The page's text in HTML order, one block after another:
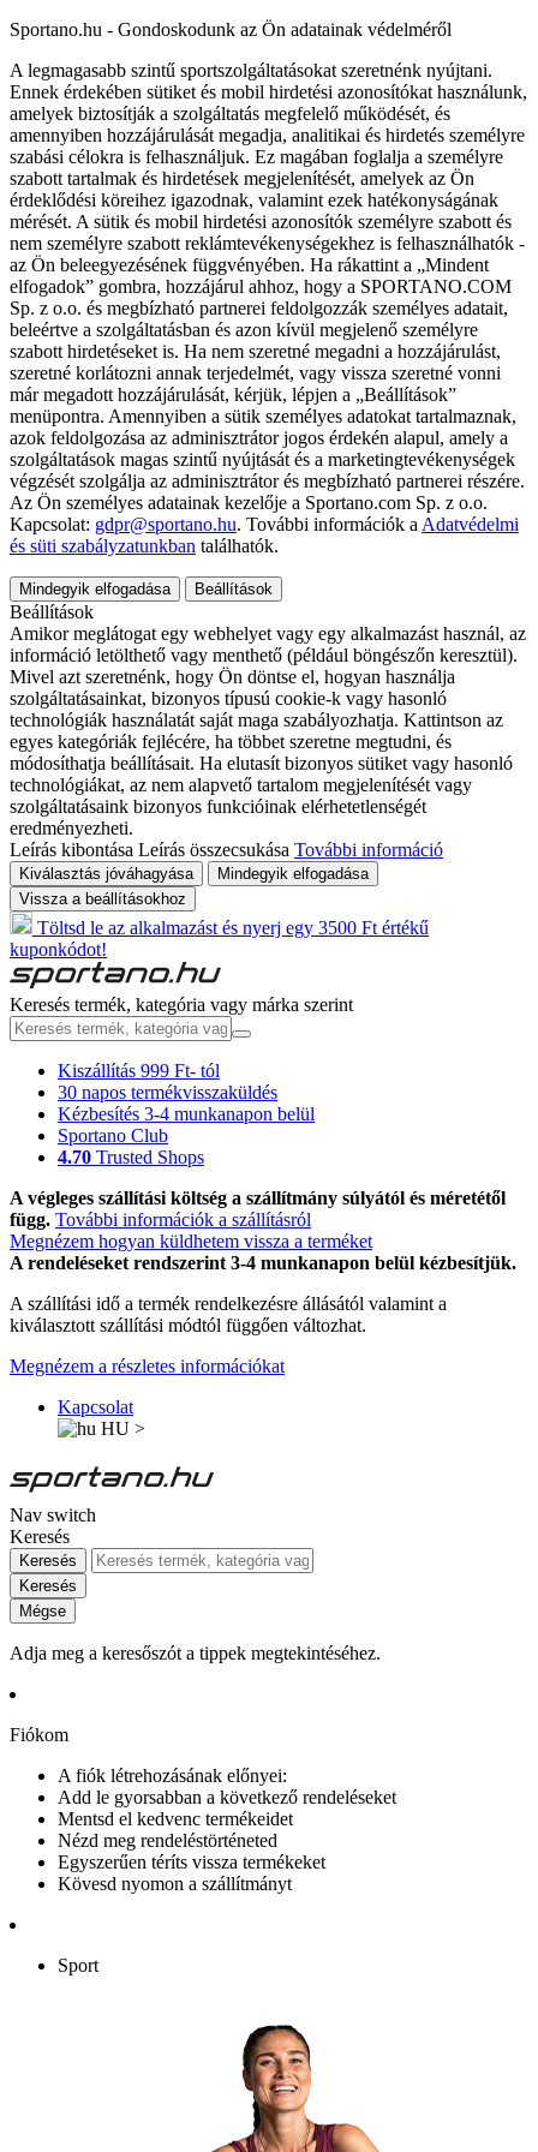
Sportano.hu - Gondoskodunk az Ön adatainak védelméről
A legmagasabb szintű sportszolgáltatásokat szeretnénk nyújtani.
Ennek érdekében sütiket és mobil hirdetési azonosítókat használunk,
amelyek biztosítják a szolgáltatás megfelelő működését, és
amennyiben hozzájárulását megadja, analitikai és hirdetés személyre
szabási célokra is felhasználjuk. Ez magában foglalja a személyre
szabott tartalmak és hirdetések megjelenítését, amelyek az Ön
érdeklődési köreihez igazodnak, valamint ezek hatékonyságának
mérését. A sütik és mobil hirdetési azonosítók személyre szabott és
nem személyre szabott reklámtevékenységekhez is felhasználhatók -
az Ön beleegyezésének függvényében. Ha rákattint a „Mindent
elfogadok” gombra, hozzájárul ahhoz, hogy a SPORTANO.COM
Sp. z o.o. és megbízható partnerei feldolgozzák személyes adatait,
beleértve a szolgáltatásban és azon kívül megjelenő személyre
szabott hirdetéseket is. Ha nem szeretné megadni a hozzájárulást,
szeretné korlátozni annak terjedelmét, vagy vissza szeretné vonni
már megadott hozzájárulását, kérjük, lépjen a „Beállítások”
menüpontra. Amennyiben a sütik személyes adatokat tartalmaznak,
azok feldolgozása az adminisztrátor jogos érdekén alapul, amely a
szolgáltatások magas szintű nyújtását és a marketingtevékenységek
végzését szolgálja az adminisztrátor és megbízható partnerei részére.
Az Ön személyes adatainak kezelője a Sportano.com Sp. z o.o.
Kapcsolat: gdpr@sportano.hu. További információk a Adatvédelmi
és süti szabályzatunkban találhatók.
Mindegyik elfogadása Beállítások
Beállítások
Amikor meglátogat egy webhelyet vagy egy alkalmazást használ, az
információ letölthető vagy menthető (például böngészőn keresztül).
Mivel azt szeretnénk, hogy Ön döntse el, hogyan használja
szolgáltatásainkat, bizonyos típusú cookie-k vagy hasonló
technológiák használatát saját maga szabályozhatja. Kattintson az
egyes kategóriák fejlécére, ha többet szeretne megtudni, és
módosíthatja beállításait. Ha elutasít bizonyos sütiket vagy hasonló
technológiákat, az nem alapvető tartalom megjelenítését vagy
szolgáltatásaink bizonyos funkcióinak elérhetetlenségét
eredményezheti.
Leírás kibontása Leírás összecsukása További információ
Kiválasztás jóváhagyása
Mindegyik elfogadása
Vissza a beállításokhoz
Töltsd le az alkalmazást és nyerj egy 3500 Ft értékű
kuponkódot!
Keresés termék, kategória vagy márka szerint
Kiszállítás 999 Ft- tól
30 napos termékvisszaküldés
Kézbesítés 3-4 munkanapon belül
Sportano Club
4.70 Trusted Shops
A végleges szállítási költség a szállítmány súlyától és méretétől
függ. További információk a szállításról
Megnézem hogyan küldhetem vissza a terméket
A rendeléseket rendszerint 3-4 munkanapon belül kézbesítjük.
A szállítási idő a termék rendelkezésre állásától valamint a
kiválasztott szállítási módtól függően változhat.
Megnézem a részletes információkat
Kapcsolat
HU >
Nav switch
Keresés
Keresés
Keresés
Mégse
Adja meg a keresőszót a tippek megtekintéséhez.
Fiókom
A fiók létrehozásának előnyei:
Add le gyorsabban a következő rendeléseket
Mentsd el kedvenc termékeidet
Nézd meg rendeléstörténeted
Egyszerűen téríts vissza termékeket
Kövesd nyomon a szállítmányt
Sport